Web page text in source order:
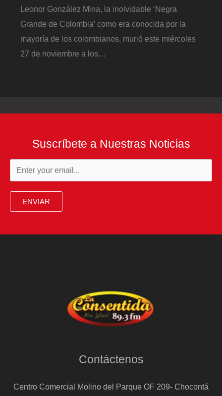
Leonor González Mina, la inolvidable ‘Negra
Grande de Colombia’ como era conocida por la
mayoría de los colombianos, murió este miércoles
27 de noviembre a los…
Suscríbete a Nuestras Noticias
ENVIAR
Contáctenos
Centro Comercial Molino del Parque OF 209- Chocontá